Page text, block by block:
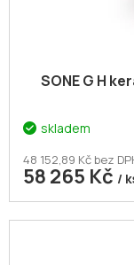
SONE G H
skladem
48 152,89 Kč bez
58 265 Kč /